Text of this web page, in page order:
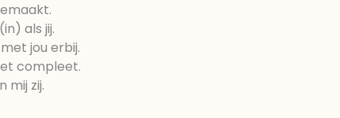
als jij.
jou erbij.
compleet.
mij zij.